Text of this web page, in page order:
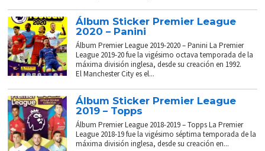
Álbum Sticker Premier League
2020 – Panini
Álbum Premier League 2019-2020 – Panini La Premier
League 2019-20 fue la vigésimo octava temporada de la
máxima división inglesa, desde su creación en 1992.
El Manchester City es el...
Álbum Sticker Premier League
2019 – Topps
Álbum Premier League 2018-2019 – Topps La Premier
League 2018-19 fue la vigésimo séptima temporada de la
máxima división inglesa, desde su creación en...